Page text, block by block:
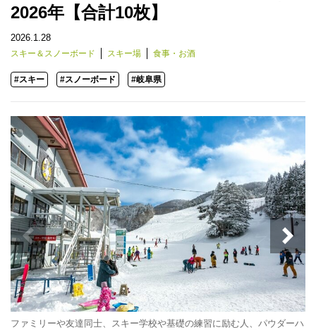
2026年【合計10枚】
2026.1.28
スキー＆スノーボード スキー場 食事・お酒
#スキー #スノーボード #岐阜県
ファミリーや友達同士、スキー学校や基礎の練習に励む人、パウダーハ